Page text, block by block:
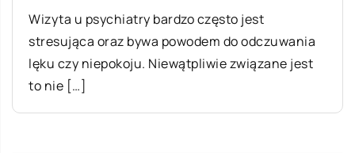
Wizyta u psychiatry bardzo często jest
stresująca oraz bywa powodem do odczuwania
lęku czy niepokoju. Niewątpliwie związane jest
to nie […]